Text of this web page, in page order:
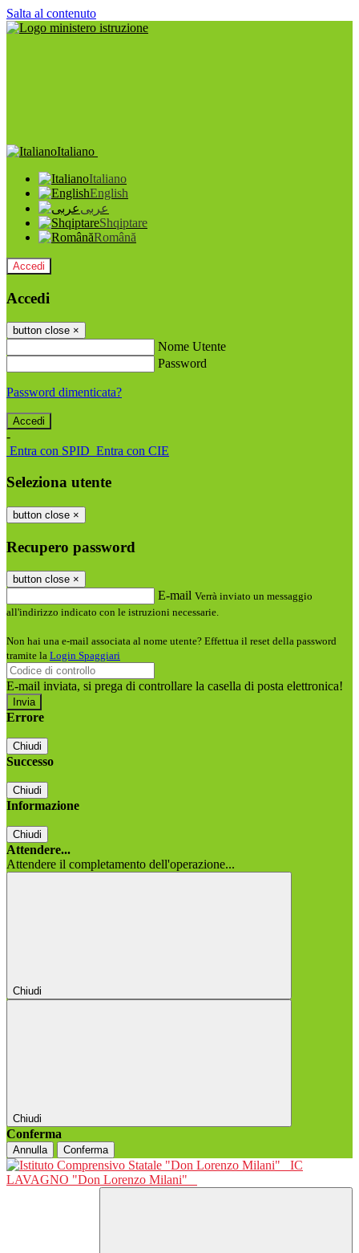
Salta al contenuto
Italiano
Italiano
English
عربى
Shqiptare
Română
Accedi
Accedi
button close ×
Nome Utente
Password
Password dimenticata?
-
Entra con SPID Entra con CIE
Seleziona utente
button close ×
Recupero password
button close ×
E-mail Verrà inviato un messaggio
all'indirizzo indicato con le istruzioni necessarie.
Non hai una e-mail associata al nome utente? Effettua il reset della password
tramite la Login Spaggiari
E-mail inviata, si prega di controllare la casella di posta elettronica!
Errore
Chiudi
Successo
Chiudi
Informazione
Chiudi
Attendere...
Attendere il completamento dell'operazione...
Chiudi
Chiudi
Conferma
Annulla Conferma
IC
LAVAGNO "Don Lorenzo Milani"